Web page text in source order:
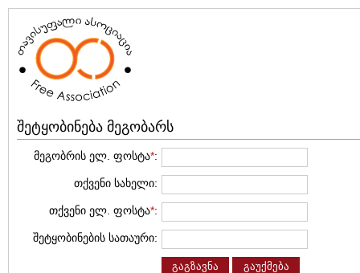
შეტყობინება მეგობარს
მეგობრის ელ. ფოსტა*:
თქვენი სახელი:
თქვენი ელ. ფოსტა*:
შეტყობინების სათაური:
გაგზავნა გაუქმება